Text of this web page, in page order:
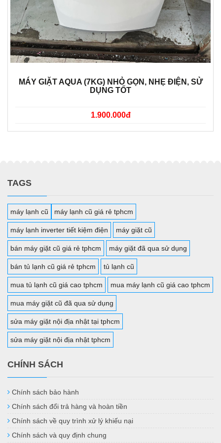
MÁY GIẶT AQUA (7KG) NHỎ GỌN, NHẸ ĐIỆN, SỬ
DỤNG TỐT
1.900.000đ
TAGS
máy lạnh cũ máy lạnh cũ giá rẻ tphcm
máy lạnh inverter tiết kiệm điện máy giặt cũ
bán máy giặt cũ giá rẻ tphcm máy giặt đã qua sử dụng
bán tủ lạnh cũ giá rẻ tphcm tủ lạnh cũ
mua tủ lạnh cũ giá cao tphcm mua máy lạnh cũ giá cao tphcm
mua máy giặt cũ đã qua sử dụng
sửa máy giặt nội địa nhật tại tphcm
sửa máy giặt nội địa nhật tphcm
CHÍNH SÁCH
Chính sách bảo hành
Chính sách đổi trả hàng và hoàn tiền
Chính sách về quy trình xử lý khiếu nại
Chính sách và quy định chung